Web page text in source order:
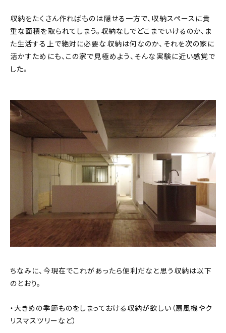
収納をたくさん作ればものは隠せる一方で、収納スペースに貴
重な面積を取られてしまう。収納なしでどこまでいけるのか、ま
た生活する上で絶対に必要な収納は何なのか、それを次の家に
活かすためにも、この家で見極めよう、そんな実験に近い感覚で
した。
ちなみに、今現在でこれがあったら便利だなと思う収納は以下
のとおり。
・大きめの季節ものをしまっておける収納が欲しい（扇風機やク
リスマスツリーなど）